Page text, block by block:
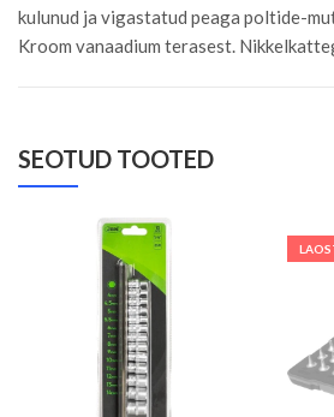
kulunud ja vigastatud peaga poltide-
Kroom vanaadium terasest.
SEOTUD TOOTED